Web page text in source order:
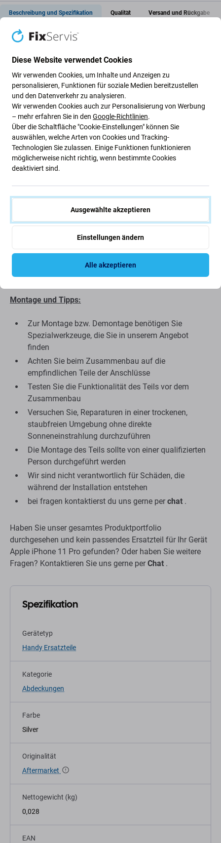
Beschreibung und Spezifikation Qualität Versand und Rückgabe
Batterieabdeckung für Apple iPhone
11 Pro
Wenn Ihr Gerät auf den Boden gefallen ist und die
BatterieabdeckungIhres Geräts Apple iPhone 11 Pro
beschädigt wurde, ist dies das Teil, das Sie zur Reparatur
benötigen .
Qualität der Ersatzteile
Spezifikationen und Materialien wie das Original
hergestellt. Es handelt sich um eine Kopie des Originals.
Das als Aftermarket gelieferte Ersatzteil kann (in seltenen
Fällen) minimale Abweichungen in Funktionalität,
Qualität oder Aussehen aufweisen. Weitere Informationen
zum Thema Qualität finden Sie in unserem Blog, in dem
wir uns ausführlicher mit dem Thema befassen.
Montage und Tipps:
Zur Montage bzw. Demontage benötigen Sie
Spezialwerkzeuge, die Sie in unserem Angebot
finden
Achten Sie beim Zusammenbau auf die
empfindlichen Teile der Anschlüsse
Testen Sie die Funktionalität des Teils vor dem
Zusammenbau
Versuchen Sie, Reparaturen in einer trockenen,
staubfreien Umgebung ohne direkte
Sonneneinstrahlung durchzuführen
Die Montage des Teils sollte von einer qualifizierten
Person durchgeführt werden
Wir sind nicht verantwortlich für Schäden, die
während der Installation entstehen
bei fragen kontaktierst du uns gerne per chat .
Haben Sie unser gesamtes Produktportfolio
durchgesehen und kein passendes Ersatzteil für Ihr Gerät
Apple iPhone 11 Pro gefunden? Oder haben Sie weitere
Fragen? Kontaktieren Sie uns gerne per Chat .
Spezifikation
Gerätetyp
Handy Ersatzteile
Kategorie
Abdeckungen
Farbe
Silver
Originalität
Aftermarket
Nettogewicht (kg)
0,028
EAN
Diese Website verwendet Cookies
Wir verwenden Cookies, um Inhalte und Anzeigen zu
personalisieren, Funktionen für soziale Medien bereitzustellen
und den Datenverkehr zu analysieren.
Wir verwenden Cookies auch zur Personalisierung von Werbung
– mehr erfahren Sie in den Google-Richtlinien.
Über die Schaltfläche "Cookie-Einstellungen" können Sie
auswählen, welche Arten von Cookies und Tracking-
Technologien Sie zulassen. Einige Funktionen funktionieren
möglicherweise nicht richtig, wenn bestimmte Cookies
deaktiviert sind.
Ausgewählte akzeptieren
Einstellungen ändern
Alle akzeptieren